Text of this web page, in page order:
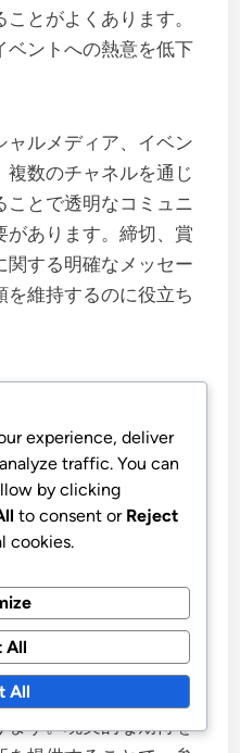
とがよくあります。
ベントへの熱意を低下
ャルメディア、イベン
複数のチャネルを通じ
ことで透明なコミュニ
があります。締切、賞
関する明確なメッセー
を維持するのに役立ち
賞トラックの参加者
あります。受賞者が
い場合、信頼感や失
参加者は、自分の努
に、主催者は賞の配
確立し、これを参加者
ます。現実的な期待を
experience, deliver
traffic. You can
by clicking
to consent or Reject
cookies.
All
All